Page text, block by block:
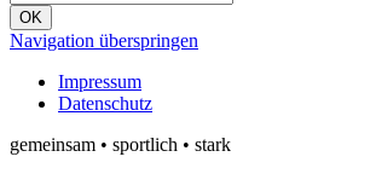
OK
Navigation überspringen
Impressum
Datenschutz
gemeinsam • sportlich • stark